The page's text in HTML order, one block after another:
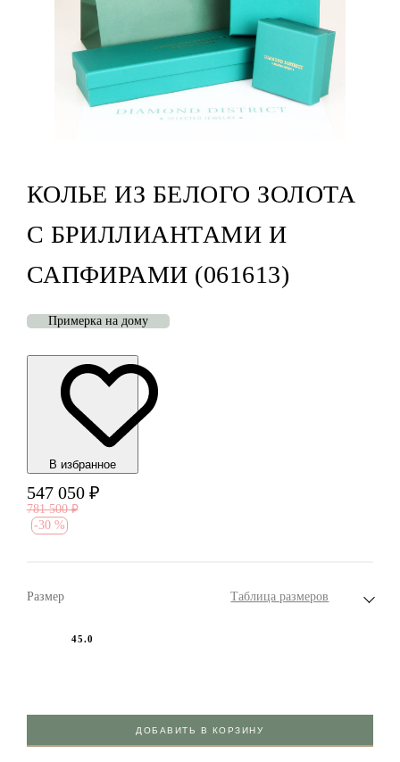
КОЛЬЕ ИЗ БЕЛОГО ЗОЛОТА
С БРИЛЛИАНТАМИ И
САПФИРАМИ (061613)
Примерка на дому
В избранноe
547 050 ₽
781 500 ₽
-30 %
Размер Таблица размеров
45.0
ДОБАВИТЬ В КОРЗИНУ